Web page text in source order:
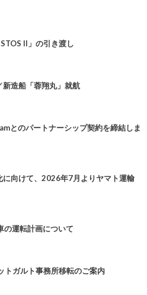
II」の引き渡し
造船「蓉翔丸」就航
とのパートナーシップ契約を締結しま
に向けて、2026年7月よりヤマト運輸
の運転計画について
トガルト事務所移転のご案内